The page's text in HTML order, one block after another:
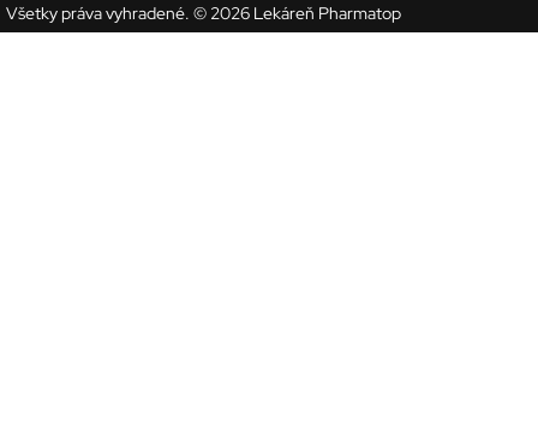
Všetky práva vyhradené. © 2026 Lekáreň Pharmatop